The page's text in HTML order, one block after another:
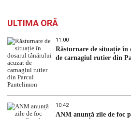
ULTIMA ORĂ
11:00
Răsturnare de situație
de carnagiul rutier din
10:42
ANM anunță zile de foc